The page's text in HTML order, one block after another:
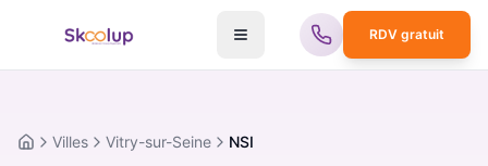
RDV gratuit
AccueilVilles Vitry-sur-Seine NSI